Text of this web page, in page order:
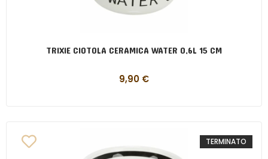
TRIXIE CIOTOLA CERAMICA WATER 0,6L 15 CM
9,90 €
TERMINATO